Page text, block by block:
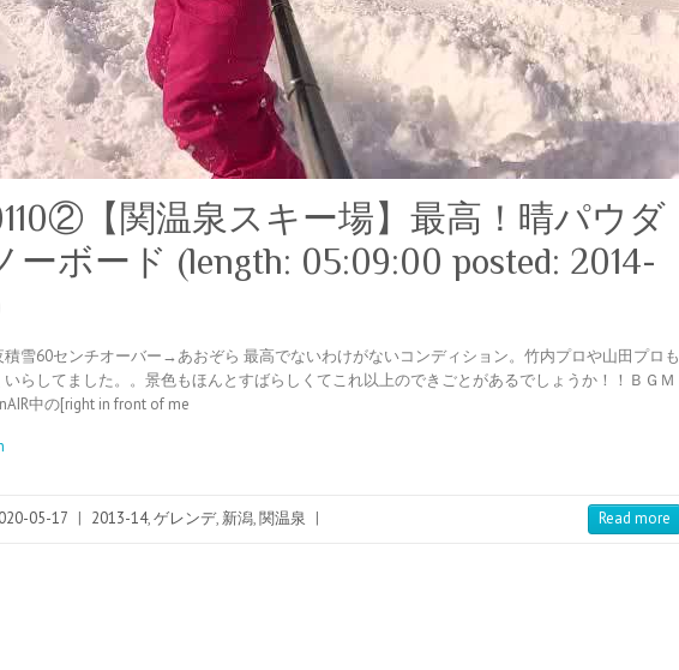
【関温泉スキー場】最高！晴パウダ
ーボード (length: 05:09:00 posted: 2014-
雪60センチオーバー→あおぞら 最高でないわけがないコンディション。竹内プロや山田プロも
いらしてました。。景色もほんとすばらしくてこれ以上のできごとがあるでしょうか！！ＢＧＭ
中の[right in front of me
05-17 | 2013-14,ゲレンデ, 新潟,関温泉 | Read more